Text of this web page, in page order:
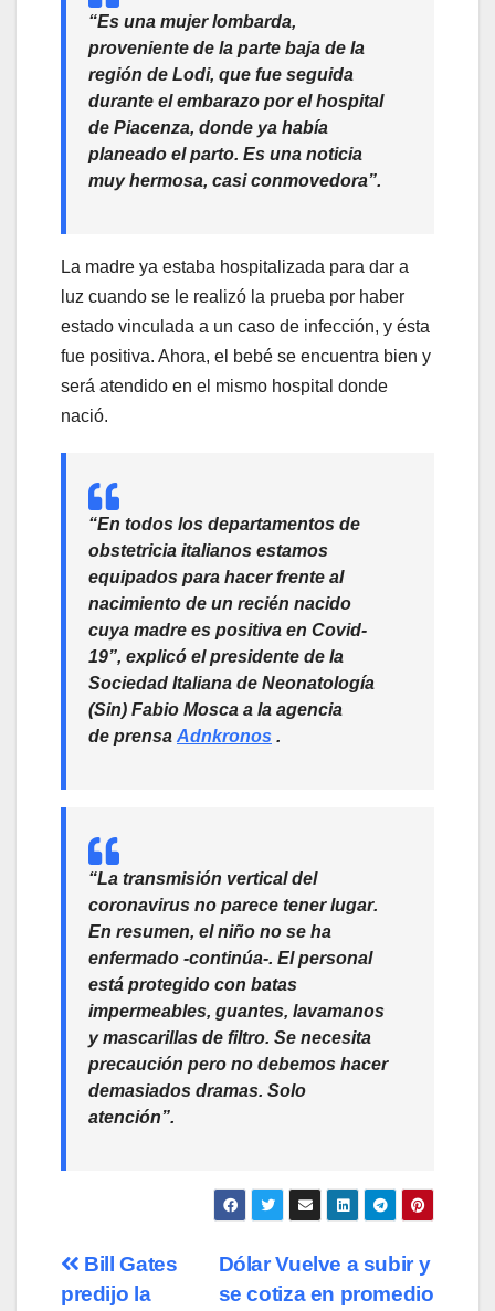
“Es una mujer lombarda,
proveniente de la parte baja de la
región de Lodi, que fue seguida
durante el embarazo por el hospital
de Piacenza, donde ya había
planeado el parto. Es una noticia
muy hermosa, casi conmovedora”.
La madre ya estaba hospitalizada para dar a
luz cuando se le realizó la prueba por haber
estado vinculada a un caso de infección, y ésta
fue positiva. Ahora, el bebé se encuentra bien y
será atendido en el mismo hospital donde
nació.
“En todos los departamentos de
obstetricia italianos estamos
equipados para hacer frente al
nacimiento de un recién nacido
cuya madre es positiva en Covid-
19”, explicó el presidente de la
Sociedad Italiana de Neonatología
(Sin) Fabio Mosca a la agencia
de prensa Adnkronos .
“La transmisión vertical del
coronavirus no parece tener lugar.
En resumen, el niño no se ha
enfermado -continúa-. El personal
está protegido con batas
impermeables, guantes, lavamanos
y mascarillas de filtro. Se necesita
precaución pero no debemos hacer
demasiados dramas. Solo
atención”.
NavegaciónDólar Vuelve a subir y
se cotiza en promedio
Bill Gates
predijo la